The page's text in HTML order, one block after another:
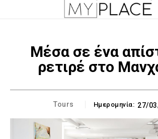
Μέσα σε ένα
ρετιρέ στο
Tours Ημερομηνία: 27/